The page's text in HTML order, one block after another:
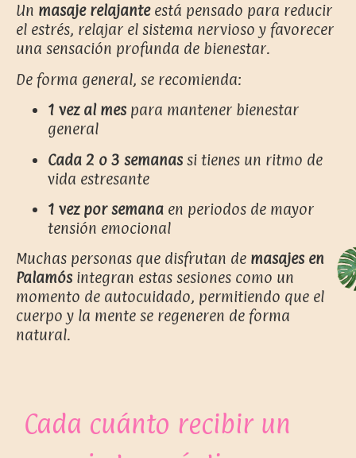
Un masaje relajanteestá pensado para reducir
el estrés, relajar el sistema nervioso y favorecer
una sensación profunda de bienestar.
De forma general, se recomienda:
1 vez al mes para mantener bienestar
general
Cada 2 o 3 semanas si tienes un ritmo de
vida estresante
1 vez por semana en periodos de mayor
tensión emocional
Muchas personas que disfrutan de masajes en
Palamós integran estas sesiones como un
momento de autocuidado, permitiendo que el
cuerpo y la mente se regeneren de forma
natural.
Cada cuánto recibir un